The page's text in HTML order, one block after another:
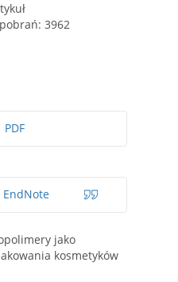
3962
PDF
EndNote
jako
kosmetyków